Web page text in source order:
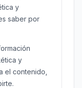
y
saber por
y
el contenido,